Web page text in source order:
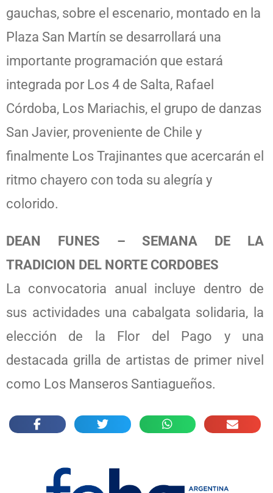
gauchas, sobre el escenario, montado en la
Plaza San Martín se desarrollará una
importante programación que estará
integrada por Los 4 de Salta, Rafael
Córdoba, Los Mariachis, el grupo de danzas
San Javier, proveniente de Chile y
finalmente Los Trajinantes que acercarán el
ritmo chayero con toda su alegría y
colorido.
DEAN FUNES – SEMANA DE LA
TRADICION DEL NORTE CORDOBES
La convocatoria anual incluye dentro de
sus actividades una cabalgata solidaria, la
elección de la Flor del Pago y una
destacada grilla de artistas de primer nivel
como Los Manseros Santiagueños.